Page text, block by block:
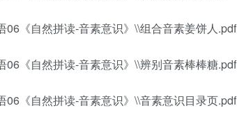
06《自然拼读-音素意识》\\组合音素姜饼人.pdf
06《自然拼读-音素意识》\\辨别音素棒棒糖.pdf
06《自然拼读-音素意识》\\音素意识目录页.pdf